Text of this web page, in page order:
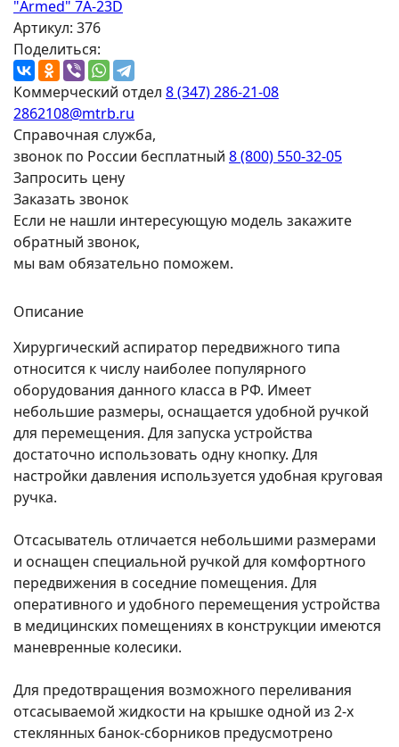
Артикул: 376
Поделиться:
Коммерческий отдел 8 (347) 286-21-08
2862108@mtrb.ru
Справочная служба,
звонок по России бесплатный 8 (800) 550-32-05
Запросить цену
Заказать звонок
Если не нашли интересующую модель закажите
обратный звонок,
мы вам обязательно поможем.
Описание
Хирургический аспиратор передвижного типа
относится к числу наиболее популярного
оборудования данного класса в РФ. Имеет
небольшие размеры, оснащается удобной ручкой
для перемещения. Для запуска устройства
достаточно использовать одну кнопку. Для
настройки давления используется удобная круговая
ручка.
Отсасыватель отличается небольшими размерами
и оснащен специальной ручкой для комфортного
передвижения в соседние помещения. Для
оперативного и удобного перемещения устройства
в медицинских помещениях в конструкции имеются
маневренные колесики.
Для предотвращения возможного переливания
отсасываемой жидкости на крышке одной из 2-х
стеклянных банок-сборников предусмотрено